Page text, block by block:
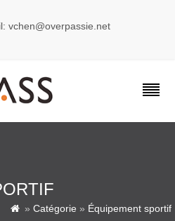
vchen@overpassie.net
 » Catégorie » Équipement sportif